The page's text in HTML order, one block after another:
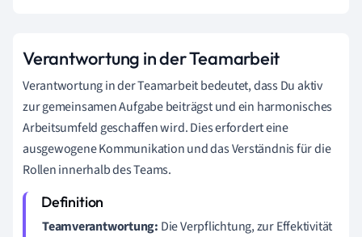
Verantwortung in der Teamarbeit
Verantwortung in der Teamarbeit bedeutet, dass Du aktiv
zur gemeinsamen Aufgabe beiträgst und ein harmonisches
Arbeitsumfeld geschaffen wird. Dies erfordert eine
ausgewogene Kommunikation und das Verständnis für die
Rollen innerhalb des Teams.
Teamverantwortung: Die Verpflichtung, zur Effektivität